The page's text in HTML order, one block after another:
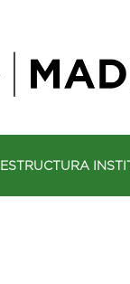
ESTRUCTURA